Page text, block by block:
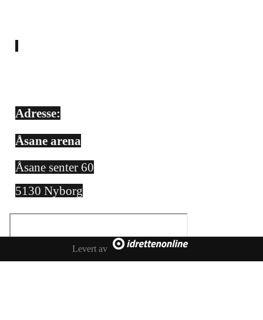
Adresse:
Åsane arena
Åsane senter 60
5130 Nyborg
Levert av